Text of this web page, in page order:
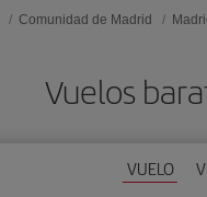
Comunidad de Madrid
Vuelos
VUELO